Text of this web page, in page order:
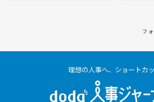
フ
理想の人事へ、ショートカ